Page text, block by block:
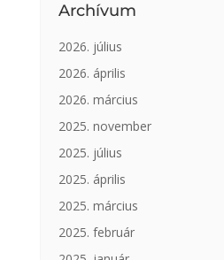
Archívum
2026. július
2026. április
2026. március
2025. november
2025. július
2025. április
2025. március
2025. február